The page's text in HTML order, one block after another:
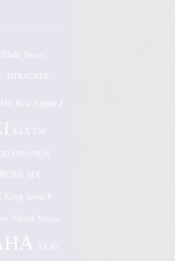
DTRACKER
MX New Jupiter Z
KLX 150
FINO NEW
MX
King Satria F
Vixion Vixion
YZ 85